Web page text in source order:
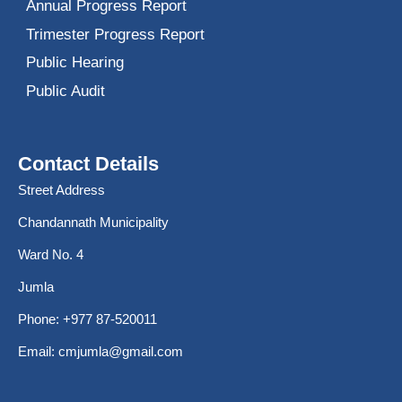
Annual Progress Report
Trimester Progress Report
Public Hearing
Public Audit
Contact Details
Street Address
Chandannath Municipality
Ward No. 4
Jumla
Phone: +977 87-520011
Email: cmjumla@gmail.com